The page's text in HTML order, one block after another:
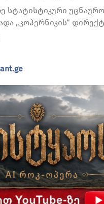
სტატისტიკური
„კოპერნიკის“